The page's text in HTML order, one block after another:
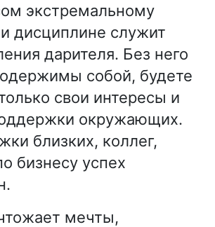
экстремальному
дисциплине служит
дарителя. Без него
собой, будете
свои интересы и
окружающих.
близких, коллег,
бизнесу успех
мечты,